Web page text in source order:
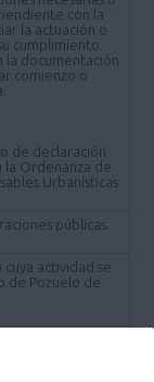
con la
la actuación o
cumplimiento.
la documentación
comienzo o
de declaración
la Ordenanza de
Urbanísticas.
públicas.
actividad se
de Pozuelo de